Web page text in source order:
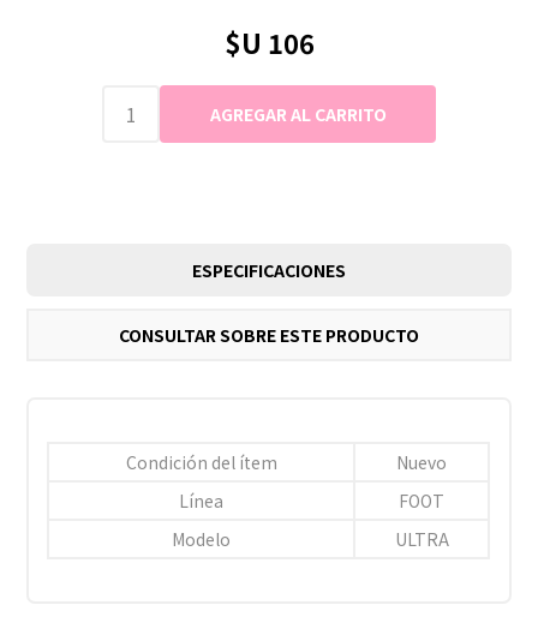
$U 106
ESPECIFICACIONES
CONSULTAR SOBRE ESTE PRODUCTO
Condición del ítem
Nuevo
Línea
FOOT
Modelo
ULTRA